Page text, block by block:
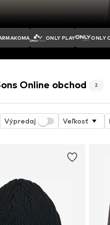
ONLY PLAY ONLY
Online obchod 2
Výpredaj Veľkosť